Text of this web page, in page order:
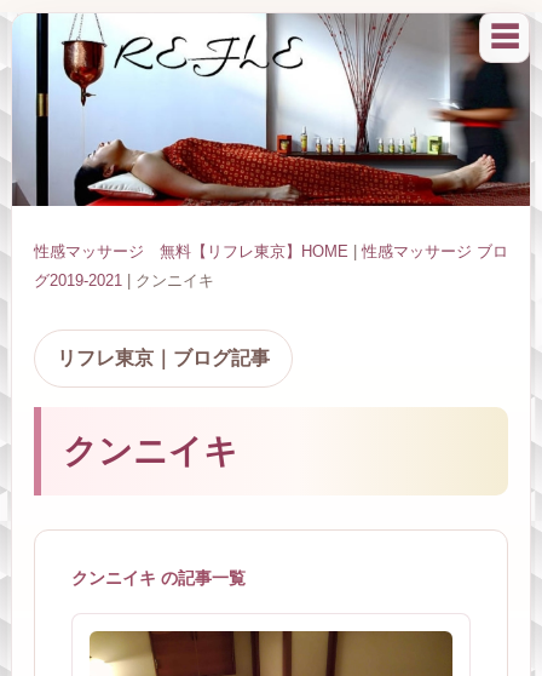
☰
性感マッサージ 無料【リフレ東京】HOME
性感マッサージ ブロ
グ2019-2021
| クンニイキ
リフレ東京｜ブログ記事
クンニイキ
クンニイキ の記事一覧